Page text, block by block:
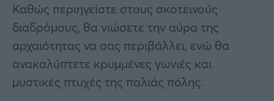
Καθώς περιηγείστε στους σκοτεινούς
διαδρόμους, θα νιώσετε την αύρα της
αρχαιότητας να σας περιβάλλει, ενώ θα
ανακαλύπτετε κρυμμένες γωνιές και
μυστικές πτυχές της παλιάς πόλης.